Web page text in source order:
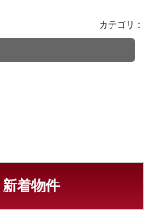
カテゴリ：
着物件